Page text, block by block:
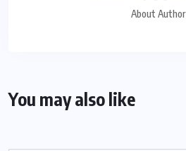
About Author
You may also like